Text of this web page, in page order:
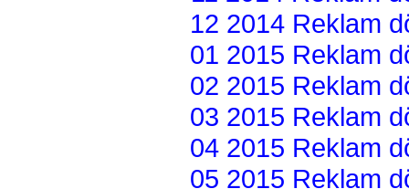
12 2014 Reklam
01 2015 Reklam
02 2015 Reklam
03 2015 Reklam
04 2015 Reklam
05 2015 Reklam